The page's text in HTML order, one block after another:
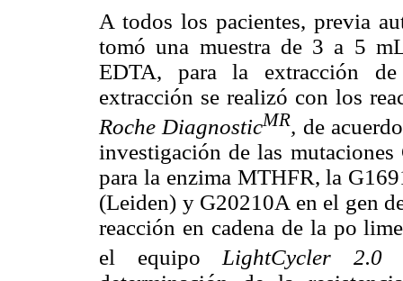
A todos los pacientes, previa
tomó una muestra de 3 a 5
EDTA, para la extracción
extracción se realizó con los
Roche DiagnosticMR, de
investigación de las
para la enzima MTHFR, la
(Leiden) y G20210A en el gen
reacción en cadena de la po
el equipoLightCycler 2.0